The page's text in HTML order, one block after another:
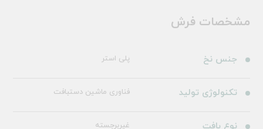
مشخصات فرش
جنس نخ پلی استر
تکنولوژی تولید فناوری ماشین دستبافت
نوع بافت غیربرجسته